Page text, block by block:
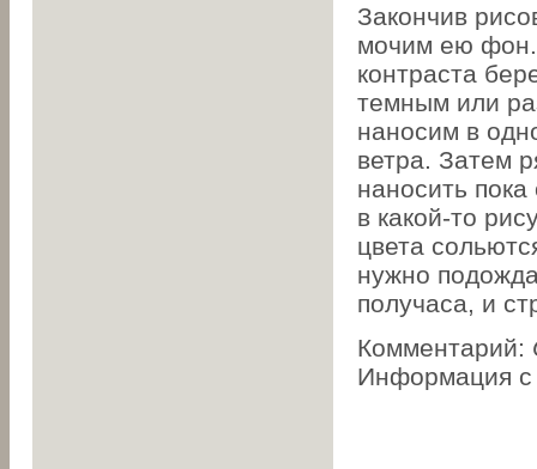
Закончив
мочим ею фон.
контраста
темным или
наносим в
ветра. Затем
наносить
в какой-то
цвета
нужно
получаса, и
Комментарий:
Информация